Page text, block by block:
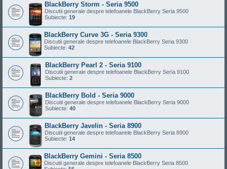
BlackBerry Storm - Seria 9500
Discutii generale despre telefoanele BlackBerry Seria 9500
Subiecte: 19
BlackBerry Curve 3G - Seria 9300
Discutii generale despre telefoanele BlackBerry Seria 9300
Subiecte: 42
BlackBerry Pearl 2 - Seria 9100
Discutii generale despre telefoanele BlackBerry Seria 9100
Subiecte: 2
BlackBerry Bold - Seria 9000
Discutii generale despre telefoanele BlackBerry Seria 9000
Subiecte: 40
BlackBerry Javelin - Seria 8900
Discutii generale despre telefoanele BlackBerry Seria 8900
Subiecte: 14
BlackBerry Gemini - Seria 8500
Discutii generale despre telefoanele BlackBerry Seria 8500